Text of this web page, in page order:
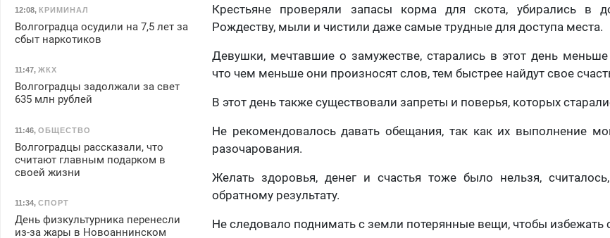
Крестьяне проверяли запасы корма для скота, убирались в
Рождеству, мыли и чистили даже самые трудные для доступа места.
Девушки, мечтавшие о замужестве, старались в этот день меньше
что чем меньше они произносят слов, тем быстрее найдут свое
В этот день также существовали запреты и поверья, которых
Не рекомендовалось давать обещания, так как их выполнение
разочарования.
Желать здоровья, денег и счастья тоже было нельзя,
обратному результату.
Не следовало поднимать с земли потерянные вещи, чтобы избежать
12:08, КРИМИНАЛ
Волгоградца осудили на 7,5 лет за
сбыт наркотиков
11:47, ЖКХ
Волгоградцы задолжали за свет
635 млн рублей
11:46, ОБЩЕСТВО
Волгоградцы рассказали, что
считают главным подарком в
своей жизни
11:34, СПОРТ
День физкультурника перенесли
из-за жары в Новоаннинском